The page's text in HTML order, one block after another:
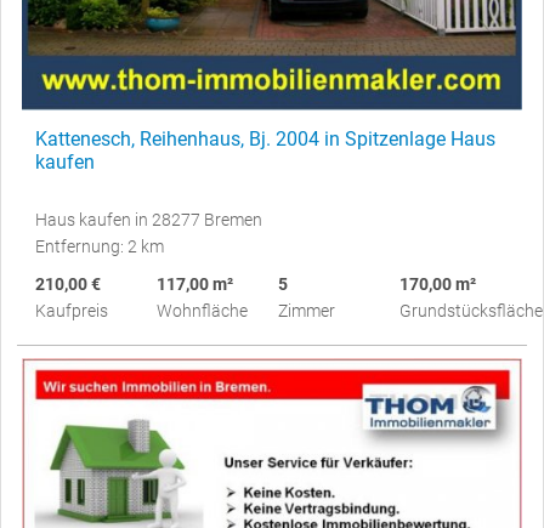
Kattenesch, Reihenhaus, Bj. 2004 in Spitzenlage Haus
kaufen
Haus kaufen in 28277 Bremen
Entfernung: 2 km
210,00 €
Kaufpreis
117,00 m²
Wohnfläche
5
Zimmer
170,00 m²
Grundstücksfläche